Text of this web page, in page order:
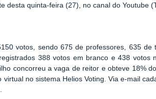
desta quinta-feira (27), no canal do Youtube
votos, sendo 675 de professores, 635 de
388 votos em branco e 438 votos
concorreu a vaga de reitor e obteve 18%
no sistema Helios Voting. Via e-mail